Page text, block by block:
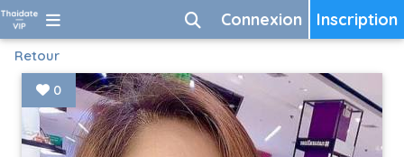
Inscription
Connexion
Retour
0